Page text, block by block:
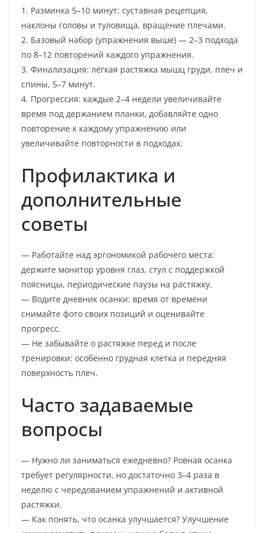
1. Разминка 5–10 минут: суставная рецепция,
наклоны головы и туловища, вращение плечами.
2. Базовый набор (упражнения выше) — 2–3 подхода
по 8–12 повторений каждого упражнения.
3. Финализация: лёгкая растяжка мышц груди, плеч и
спины, 5–7 минут.
4. Прогрессия: каждые 2–4 недели увеличивайте
время под держанием планки, добавляйте одно
повторение к каждому упражнению или
увеличивайте повторности в подходах.
Профилактика и
дополнительные
советы
— Работайте над эргономикой рабочего места:
держите монитор уровня глаз, стул с поддержкой
поясницы, периодические паузы на растяжку.
— Водите дневник осанки: время от времени
снимайте фото своих позиций и оценивайте
прогресс.
— Не забывайте о растяжке перед и после
тренировки: особенно грудная клетка и передняя
поверхность плеч.
Часто задаваемые
вопросы
— Нужно ли заниматься ежедневно? Ровная осанка
требует регулярности, но достаточно 3–4 раза в
неделю с чередованием упражнений и активной
растяжки.
— Как понять, что осанка улучшается? Улучшение